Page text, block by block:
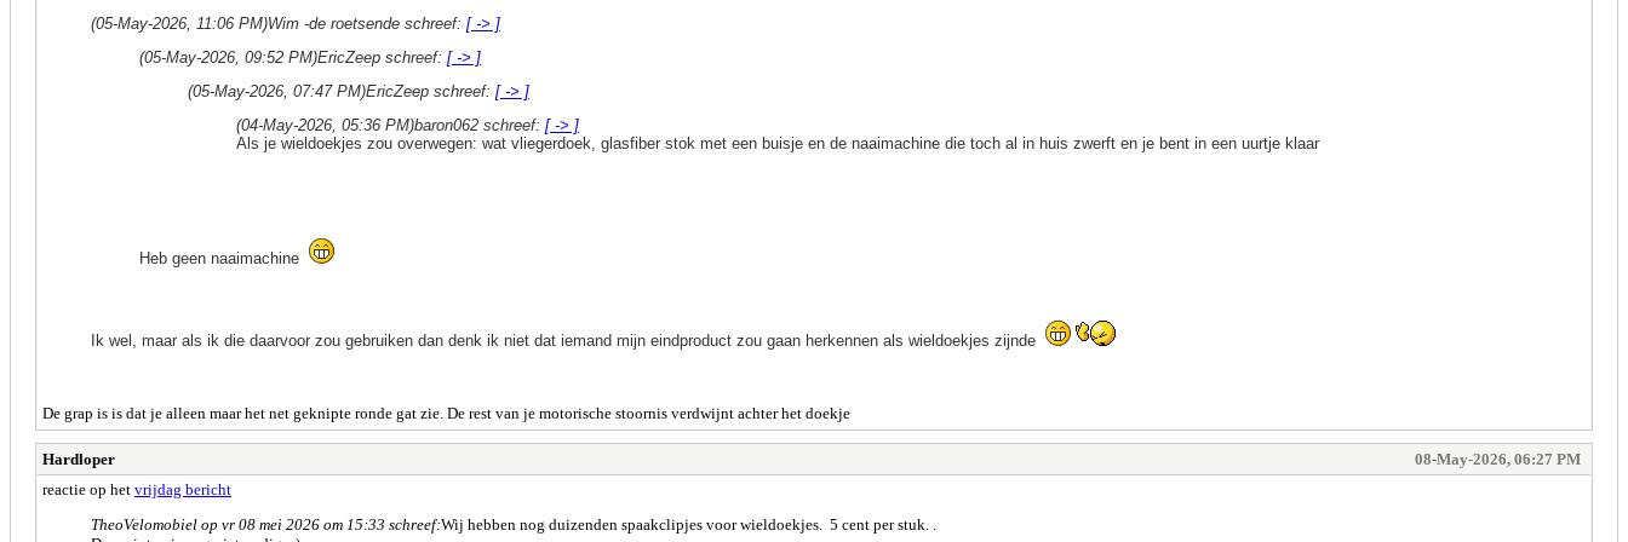
(05-May-2026, 11:06 PM)Wim -de roetsende schreef: [ -> ]
(05-May-2026, 09:52 PM)EricZeep schreef: [ -> ]
(05-May-2026, 07:47 PM)EricZeep schreef: [ -> ]
(04-May-2026, 05:36 PM)baron062 schreef: [ -> ]
Als je wieldoekjes zou overwegen: wat vliegerdoek, glasfiber stok met een buisje en de naaimachine die toch al in huis zwerft en je bent in een uurtje klaar
Heb geen naaimachine
Ik wel, maar als ik die daarvoor zou gebruiken dan denk ik niet dat iemand mijn eindproduct zou gaan herkennen als wieldoekjes zijnde
De grap is is dat je alleen maar het net geknipte ronde gat zie. De rest van je motorische stoornis verdwijnt achter het doekje
Hardloper
08-May-2026, 06:27 PM
reactie op het vrijdag bericht
TheoVelomobiel op vr 08 mei 2026 om 15:33 schreef:Wij hebben nog duizenden spaakclipjes voor wieldoekjes. 5 cent per stuk. .